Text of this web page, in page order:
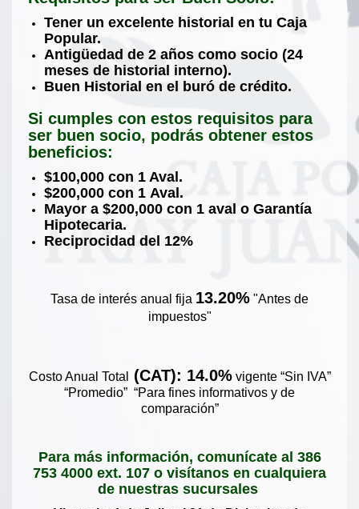
Tener un excelente historial en tu Caja
Popular.
Antigüedad de 2 años como socio (24
meses de historial interno).
Buen Historial en el buró de crédito.
Si cumples con estos requisitos para
ser buen socio, podrás obtener estos
beneficios:
$100,000 con 1 Aval.
$200,000 con 1 Aval.
Mayor a $200,000 con 1 aval o Garantía
Hipotecaria.
Reciprocidad del 12%
Tasa de interés anual fija 13.20% "Antes de
impuestos"
Costo Anual Total (CAT): 14.0% vigente “Sin IVA”
“Promedio” “Para fines informativos y de
comparación”
Para más información, comunícate al 386
753 4000 ext. 107 o visítanos en cualquiera
de nuestras sucursales